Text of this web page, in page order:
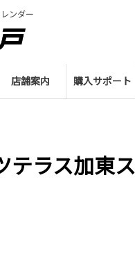
店舗案内 購入サポート
ンダー
テラス加東